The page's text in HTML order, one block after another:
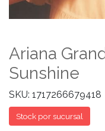
Ariana
Sunshine
SKU: 1717266679418
Stock por sucursal